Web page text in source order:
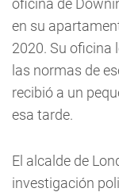
oficina de
en su
2020. Su oficina
las normas de
recibió a un
esa tarde.
El alcalde de
investigación